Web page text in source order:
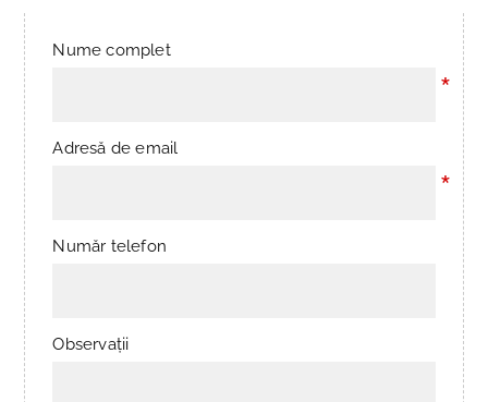
Nume complet
*
Adresă de email
*
Număr telefon
Observații